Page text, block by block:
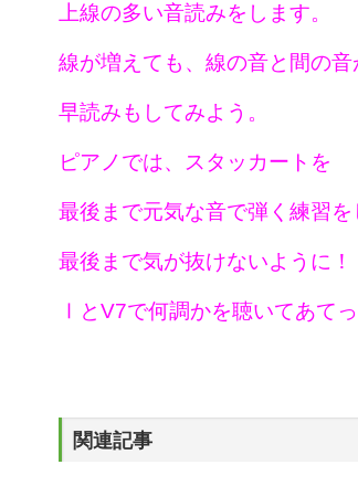
上線の多い音読みをします。
線が増えても、線の音と間の
早読みもしてみよう。
ピアノでは、スタッカートを
最後まで元気な音で弾く練習を
最後まで気が抜けないように！
ⅠとV7で何調かを聴いてあてっ
関連記事